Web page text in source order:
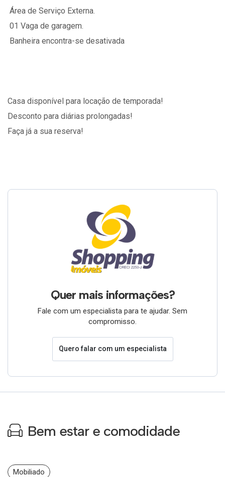
 Área de Serviço Externa.
 01 Vaga de garagem.
 Banheira encontra-se desativada 
Casa disponível para locação de temporada!
Desconto para diárias prolongadas!
Faça já a sua reserva!
Quer mais informações?
Fale com um especialista para te ajudar. Sem
compromisso.
Quero falar com um especialista
Bem estar e comodidade
Mobiliado